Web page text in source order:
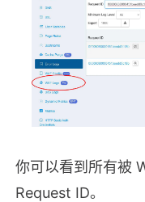
你可以看到所有被
Request ID。